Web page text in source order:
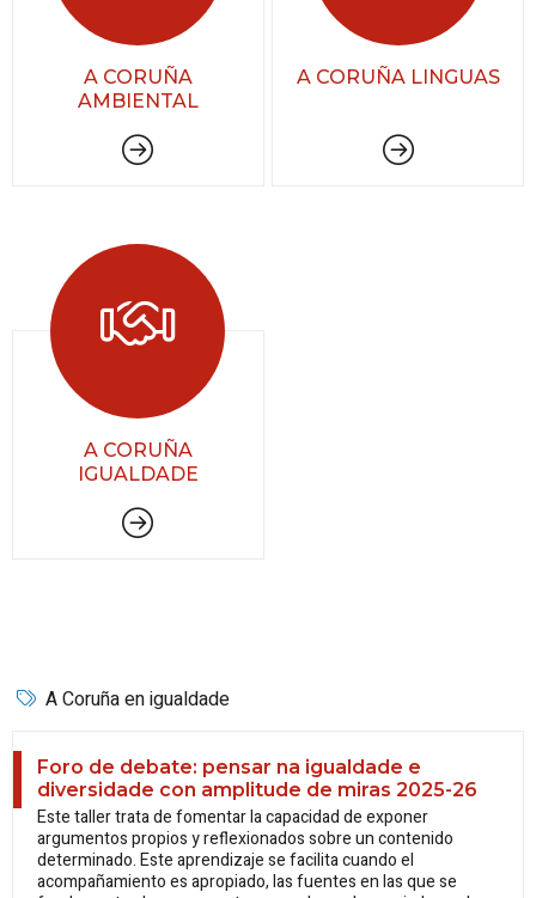
A CORUÑA
AMBIENTAL
A CORUÑA LINGUAS
A CORUÑA
IGUALDADE
A Coruña en igualdade
Foro de debate: pensar na igualdade e
diversidade con amplitude de miras 2025-26
Este taller trata de fomentar la capacidad de exponer
argumentos propios y reflexionados sobre un contenido
determinado. Este aprendizaje se facilita cuando el
acompañamiento es apropiado, las fuentes en las que se